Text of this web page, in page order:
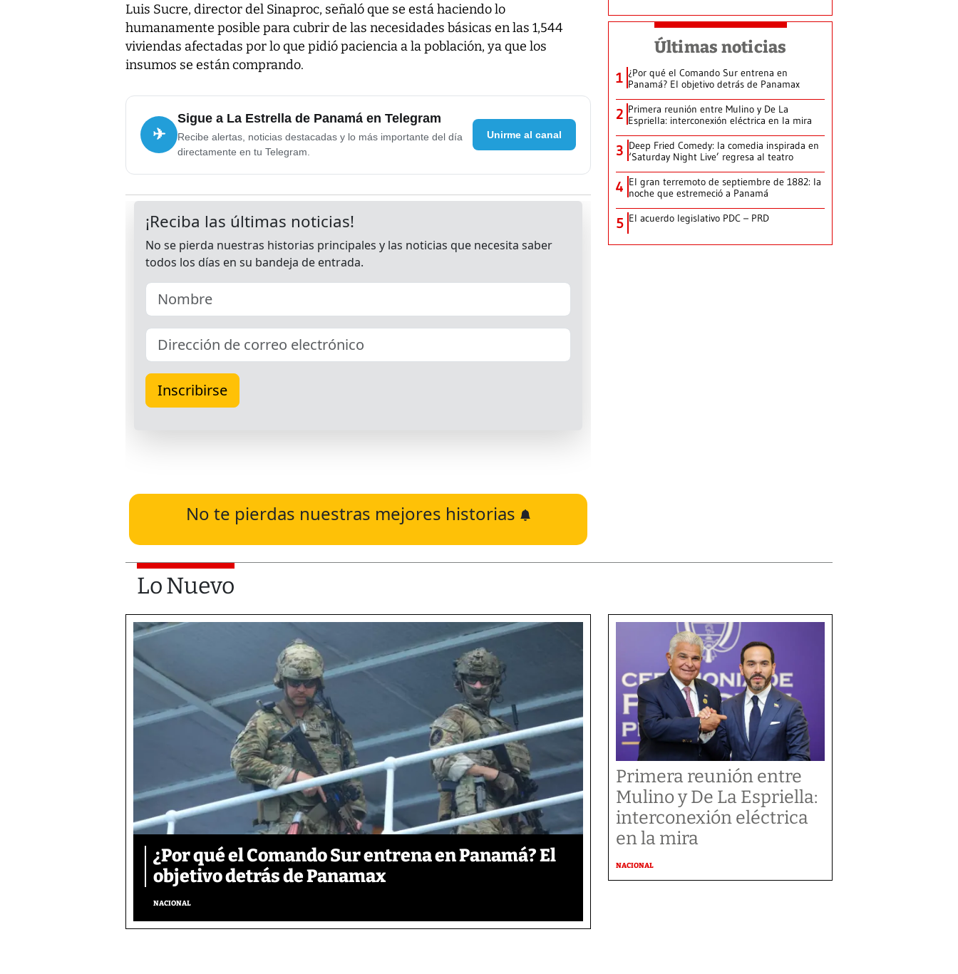
Luis Sucre, director del Sinaproc, señaló que se está haciendo lo
humanamente posible para cubrir de las necesidades básicas en las 1,544
viviendas afectadas por lo que pidió paciencia a la población, ya que los
insumos se están comprando.
✈
Sigue a La Estrella de Panamá en Telegram
Recibe alertas, noticias destacadas y lo más importante del día
directamente en tu Telegram.
Unirme al canal
No te pierdas nuestras mejores historias
Últimas noticias
1 ¿Por qué el Comando Sur entrena en
Panamá? El objetivo detrás de Panamax
2 Primera reunión entre Mulino y De La
Espriella: interconexión eléctrica en la mira
3 Deep Fried Comedy: la comedia inspirada en
‘Saturday Night Live’ regresa al teatro
4 El gran terremoto de septiembre de 1882: la
noche que estremeció a Panamá
5 El acuerdo legislativo PDC – PRD
Lo Nuevo
¿Por qué el Comando Sur entrena en Panamá? El
objetivo detrás de Panamax
NACIONAL
Primera reunión entre
Mulino y De La Espriella:
interconexión eléctrica
en la mira
NACIONAL